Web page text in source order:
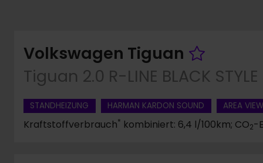
Volkswagen Tiguan
Tiguan 2.0 R-LINE BLACK STYLE
STANDHEIZUNG HARMAN KARDON SOUND AREA
Kraftstoffverbrauch* kombiniert: 6,4 l/100km; CO2-